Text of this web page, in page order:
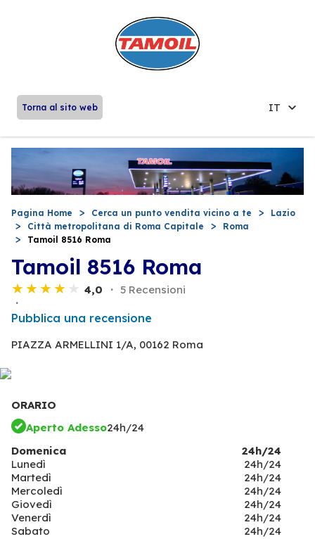
Torna al sito web IT
Pagina Home Cerca un punto vendita vicino a te
Lazio
Città metropolitana di Roma Capitale
Roma
Tamoil 8516 Roma
Tamoil 8516 Roma
4,0 5 Recensioni
Pubblica una recensione
PIAZZA ARMELLINI 1/A, 00162 Roma
ORARIO
Aperto Adesso24h/24
Domenica
24h/24
Lunedì
24h/24
Martedì
24h/24
Mercoledì
24h/24
Giovedì
24h/24
Venerdì
24h/24
Sabato
24h/24